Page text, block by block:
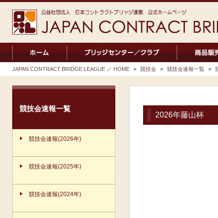
JAPAN CONTRACT BRIDGE LEAGUE ／ HOME > 競技会 > 競技会速報一覧 >
競技会速報一覧
競技会速報(2026年)
競技会速報(2025年)
競技会速報(2024年)
2026年藤山杯